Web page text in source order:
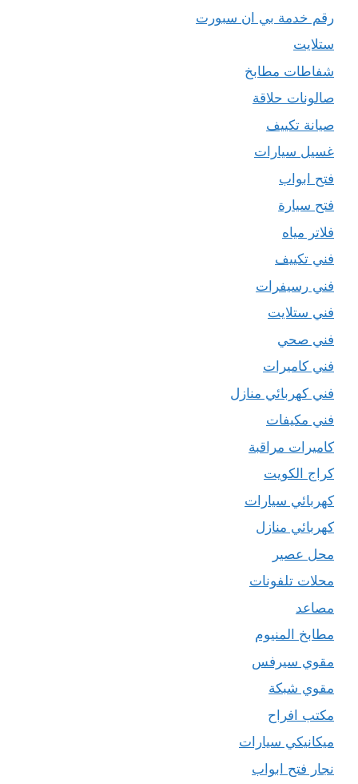
رقم خدمة بي ان سبورت
ستلايت
شفاطات مطابخ
صالونات حلاقة
صيانة تكييف
غسيل سيارات
فتح ابواب
فتح سيارة
فلاتر مياه
فني تكييف
فني رسيفرات
فني ستلايت
فني صحي
فني كاميرات
فني كهربائي منازل
فني مكيفات
كاميرات مراقبة
كراج الكويت
كهربائي سيارات
كهربائي منازل
محل عصير
محلات تلفونات
مصاعد
مطابخ المنيوم
مقوي سيرفس
مقوي شبكة
مكتب افراح
ميكانيكي سيارات
نجار فتح ابواب